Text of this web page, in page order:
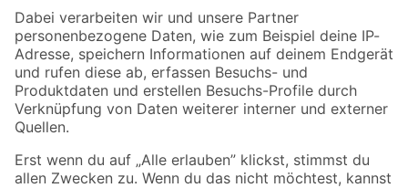
Zahlungsarten Versandarten
Sicher einkaufen